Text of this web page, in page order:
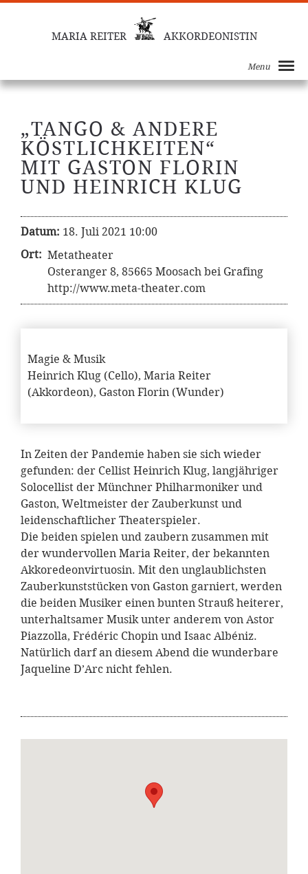
MARIA REITER AKKORDEONISTIN
Menu
„TANGO & ANDERE
KÖSTLICHKEITEN“
MIT GASTON FLORIN
UND HEINRICH KLUG
Datum: 18. Juli 2021 10:00
Ort: Metatheater
Osteranger 8, 85665 Moosach bei Grafing
http://www.meta-theater.com
Magie & Musik
Heinrich Klug (Cello), Maria Reiter
(Akkordeon), Gaston Florin (Wunder)
In Zeiten der Pandemie haben sie sich wieder
gefunden: der Cellist Heinrich Klug, langjähriger
Solocellist der Münchner Philharmoniker und
Gaston, Weltmeister der Zauberkunst und
leidenschaftlicher Theaterspieler.
Die beiden spielen und zaubern zusammen mit
der wundervollen Maria Reiter, der bekannten
Akkoredeonvirtuosin. Mit den unglaublichsten
Zauberkunststücken von Gaston garniert, werden
die beiden Musiker einen bunten Strauß heiterer,
unterhaltsamer Musik unter anderem von Astor
Piazzolla, Frédéric Chopin und Isaac Albéniz.
Natürlich darf an diesem Abend die wunderbare
Jaqueline D’Arc nicht fehlen.